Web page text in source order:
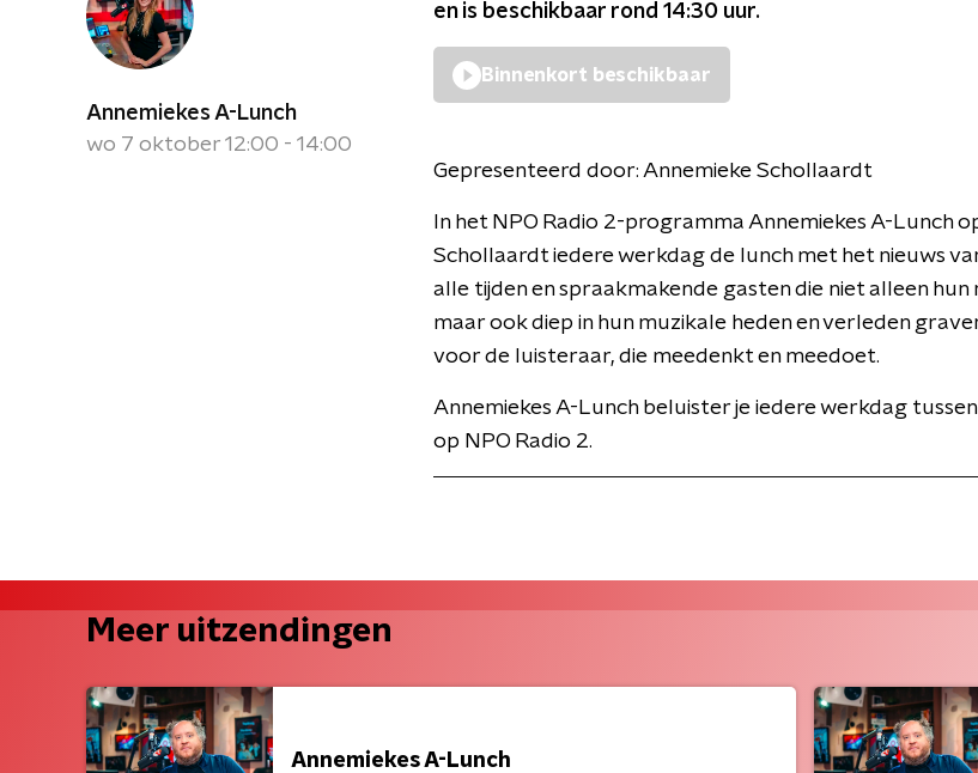
Annemiekes A-Lunch
wo 7 oktober 12:00 - 14:00
en is beschikbaar rond 14:30 uur.
Binnenkort beschikbaar
Gepresenteerd door: Annemieke Schollaardt
In het NPO Radio 2-programma Annemiekes A-Lunch
Schollaardt iedere werkdag de lunch met het nieuws
alle tijden en spraakmakende gasten die niet alleen hun
maar ook diep in hun muzikale heden en verleden
voor de luisteraar, die meedenkt en meedoet.
Annemiekes A-Lunch beluister je iedere werkdag
op NPO Radio 2.
Meer uitzendingen
Annemiekes A-Lunch